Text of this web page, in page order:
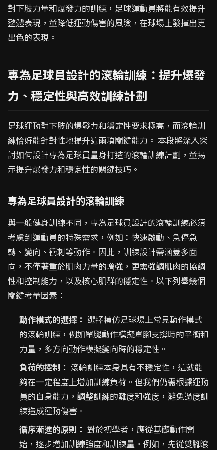
對下肢力量和爆發力的訓練，足球運動員將能有效提升
整體表現，並降低運動傷害的風險，在球場上發揮出更
出色的表現。
專為足球員設計的滾輪訓練：提升爆發
力、穩定性與高效訓練計劃
足球運動對下肢的爆發力和穩定性要求極高，而滾輪訓
練恰好能針對性地提升這兩項關鍵能力。 本段將深入探
討如何設計專為足球員量身打造的滾輪訓練計劃，並揭
示提升爆發力和穩定性的關鍵技巧。
專為足球員設計的滾輪訓練
與一般健身訓練不同，專為足球員設計的滾輪訓練必須
考慮到運動員的特殊需求，例如：快速啟動、急停急
轉、變向、衝刺等動作。因此，訓練設計需涵蓋多面
向，不僅著重於肌肉力量的增強，更需強調肌肉的協調
性和控制能力，以及核心肌群的穩定性。以下列舉幾個
關鍵考量因素：
動作模式的選擇： 選擇模仿足球場上常見動作模式
的滾輪訓練，例如單腿動作模擬單腳支撐時的平衡和
力量，多方向動作模擬變向時的穩定性。
負荷的控制： 滾輪訓練本身具有不穩定性，這就能
夠在一定程度上增加訓練負荷。但我們仍需根據運動
員的自身能力，調整訓練的難度和強度，避免過度訓
練造成運動傷害。
循序漸進的原則： 對於初學者，應從基礎動作開
始，逐步增加訓練強度和訓練量。例如，先從雙腳滾